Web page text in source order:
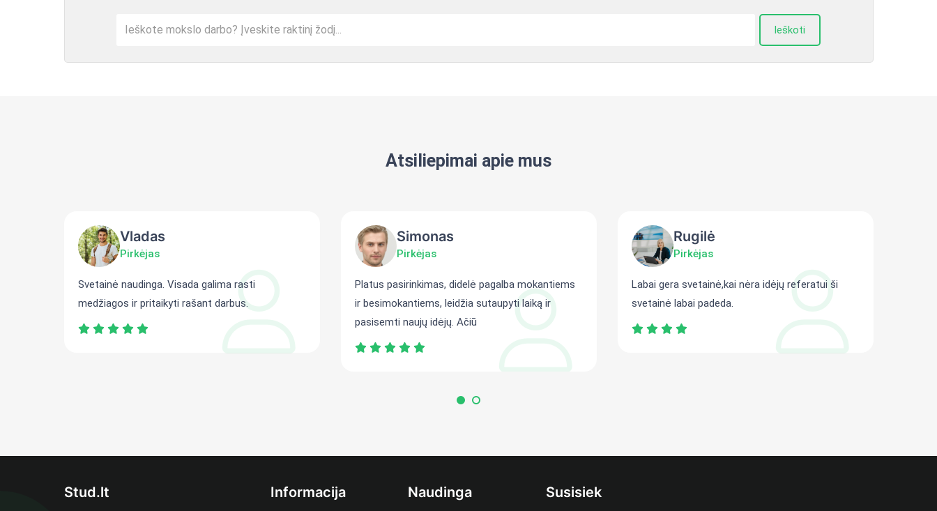
Ieškoti
Atsiliepimai apie mus
Vladas
Pirkėjas
Svetainė naudinga. Visada galima rasti
medžiagos ir pritaikyti rašant darbus.
Simonas
Pirkėjas
Platus pasirinkimas, didelė pagalba mokantiems
ir besimokantiems, leidžia sutaupyti laiką ir
pasisemti naujų idėjų. Ačiū
Rugilė
Pirkėjas
Labai gera svetainė,kai nėra idėjų referatui ši
svetainė labai padeda.
Stud.lt Informacija Naudinga Susisiek